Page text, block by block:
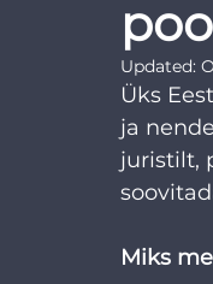
Updated:
Üks
ja
juristilt,
Miks